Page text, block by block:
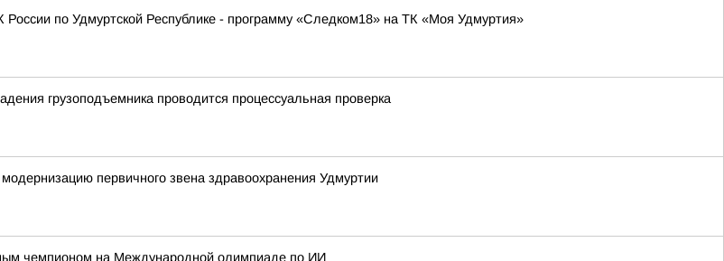
по Удмуртской Республике - программу «Следком18» на ТК «Моя Удмуртия»
грузоподъемника проводится процессуальная проверка
первичного звена здравоохранения Удмуртии
чемпионом на Международной олимпиаде по ИИ